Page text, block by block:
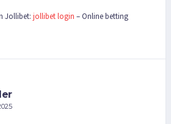
Jollibet: jollibet login – Online betting